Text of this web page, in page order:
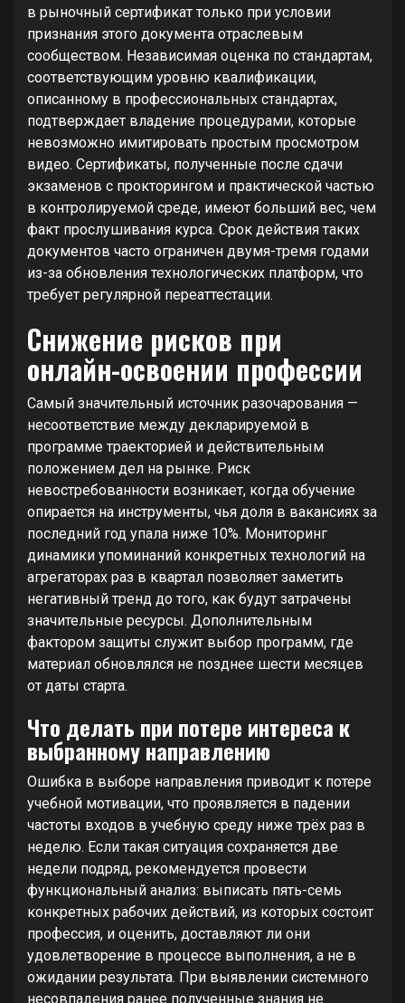
в рыночный сертификат только при условии
признания этого документа отраслевым
сообществом. Независимая оценка по стандартам,
соответствующим уровню квалификации,
описанному в профессиональных стандартах,
подтверждает владение процедурами, которые
невозможно имитировать простым просмотром
видео. Сертификаты, полученные после сдачи
экзаменов с прокторингом и практической частью
в контролируемой среде, имеют больший вес, чем
факт прослушивания курса. Срок действия таких
документов часто ограничен двумя-тремя годами
из-за обновления технологических платформ, что
требует регулярной переаттестации.
Снижение рисков при
онлайн-освоении профессии
Самый значительный источник разочарования —
несоответствие между декларируемой в
программе траекторией и действительным
положением дел на рынке. Риск
невостребованности возникает, когда обучение
опирается на инструменты, чья доля в вакансиях за
последний год упала ниже 10%. Мониторинг
динамики упоминаний конкретных технологий на
агрегаторах раз в квартал позволяет заметить
негативный тренд до того, как будут затрачены
значительные ресурсы. Дополнительным
фактором защиты служит выбор программ, где
материал обновлялся не позднее шести месяцев
от даты старта.
Что делать при потере интереса к
выбранному направлению
Ошибка в выборе направления приводит к потере
учебной мотивации, что проявляется в падении
частоты входов в учебную среду ниже трёх раз в
неделю. Если такая ситуация сохраняется две
недели подряд, рекомендуется провести
функциональный анализ: выписать пять-семь
конкретных рабочих действий, из которых состоит
профессия, и оценить, доставляют ли они
удовлетворение в процессе выполнения, а не в
ожидании результата. При выявлении системного
несовпадения ранее полученные знания не